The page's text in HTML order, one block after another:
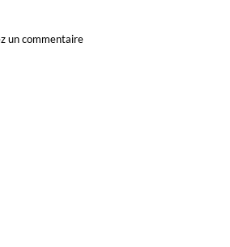
un commentaire